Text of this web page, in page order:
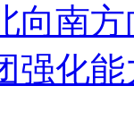
向南
强化